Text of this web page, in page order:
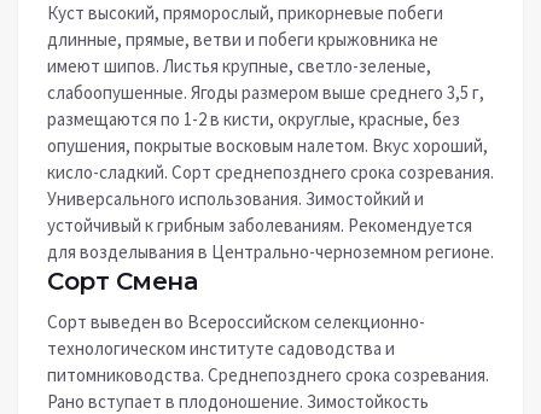
Куст высокий, пряморослый, прикорневые побеги
длинные, прямые, ветви и побеги крыжовника не
имеют шипов. Листья крупные, светло-зеленые,
слабоопушенные. Ягоды размером выше среднего 3,5 г,
размещаются по 1-2 в кисти, округлые, красные, без
опушения, покрытые восковым налетом. Вкус хороший,
кисло-сладкий. Сорт среднепозднего срока созревания.
Универсального использования. Зимостойкий и
устойчивый к грибным заболеваниям. Рекомендуется
для возделывания в Центрально-черноземном регионе.
Сорт Смена
Сорт выведен во Всероссийском селекционно-
технологическом институте садоводства и
питомниководства. Среднепозднего срока созревания.
Рано вступает в плодоношение. Зимостойкость